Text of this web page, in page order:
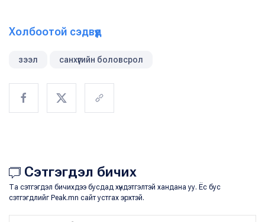
Холбоотой сэдвүүд
зээл санхүүгийн боловсрол
Сэтгэгдэл бичих
Та сэтгэгдэл бичихдээ бусдад хүндэтгэлтэй хандана уу. Ёс бус
сэтгэгдлийг Peak.mn сайт устгах эрхтэй.